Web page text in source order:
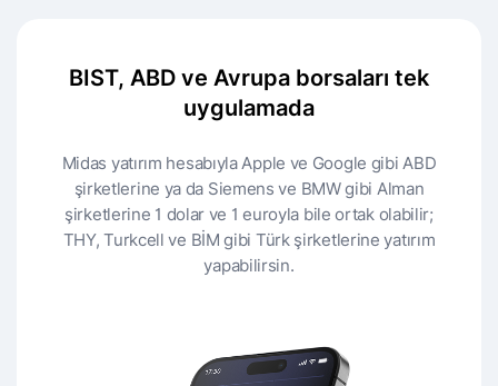
BIST, ABD ve Avrupa borsaları tek
uygulamada
Midas yatırım hesabıyla Apple ve Google gibi ABD
şirketlerine ya da Siemens ve BMW gibi Alman
şirketlerine 1 dolar ve 1 euroyla bile ortak olabilir;
THY, Turkcell ve BİM gibi Türk şirketlerine yatırım
yapabilirsin.